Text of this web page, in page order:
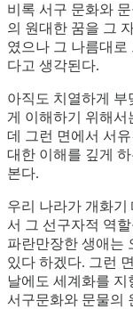
비록 서구 문화와
의 원대한 꿈을 그
였으나 그 나름대로
다고 생각된다.
아직도 치열하게 부
게 이해하기 위해
데 그런 면에서 서
대한 이해를 깊게
본다.
우리 나라가 개화기
서 그 선구자적 역
파란만장한 생애는
있다 하겠다. 그런
날에도 세계화를
서구문화와 문물의